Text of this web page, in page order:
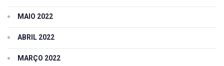
MAIO 2022
ABRIL 2022
MARÇO 2022